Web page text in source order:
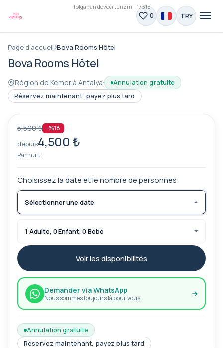
Tolgahan deveci turizm - 17315
0 TRY
Page d'accueil Bova Rooms Hôtel
Bova Rooms Hôtel
Région de Kemer à Antalya
Annulation gratuite
Réservez maintenant, payez plus tard
5,500 ₺ -%18
depuis4,500 ₺
Par nuit
Choisissez la date et le nombre de personnes
Sélectionner une date
1 Adulte, 0 Enfant, 0 Bébé
Voir les disponibilités
Demander via WhatsApp
Nous sommes toujours là pour vous
Annulation gratuite
Réservez maintenant, payez plus tard